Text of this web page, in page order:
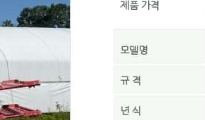
제품 가격
모델명
규 격
년 식